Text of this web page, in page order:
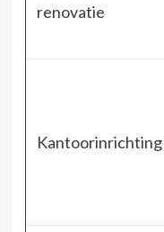
renovatie
Kantoorinrichting